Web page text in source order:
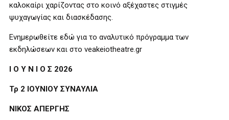
καλοκαίρι χαρίζοντας στο κοινό αξέχαστες στιγμές
ψυχαγωγίας και διασκέδασης.
Ενημερωθείτε εδώ για το αναλυτικό πρόγραμμα των
εκδηλώσεων και στο veakeiotheatre.gr
Ι Ο Υ Ν Ι Ο Σ 2026
Τρ 2 ΙΟΥΝΙΟΥ ΣΥΝΑΥΛΙΑ
ΝΙΚΟΣ ΑΠΕΡΓΗΣ